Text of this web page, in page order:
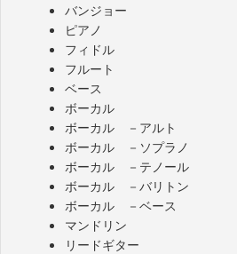
バンジョー
ピアノ
フィドル
フルート
ベース
ボーカル
ボーカル －アルト
ボーカル －ソプラノ
ボーカル －テノール
ボーカル －バリトン
ボーカル －ベース
マンドリン
リードギター